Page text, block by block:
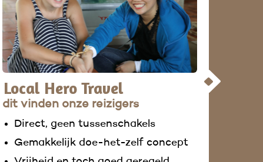
Local Hero Travel
dit vinden onze reizigers
Direct, geen tussenschakels
Gemakkelijk doe-het-zelf concept